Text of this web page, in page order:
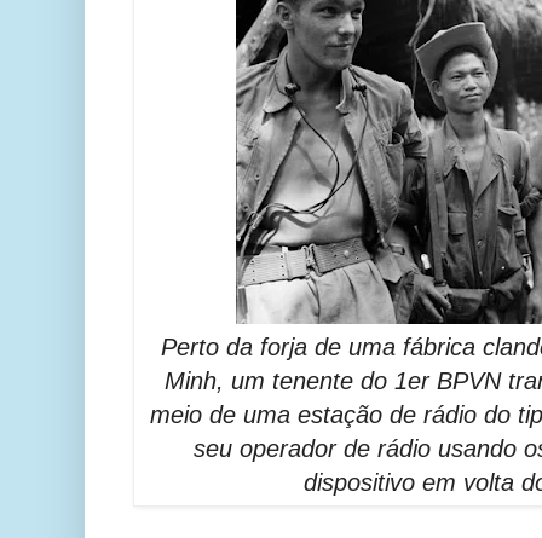
Perto da forja de uma fábrica
Minh, um tenente do 1er BPVN
meio de uma estação de rádio do
seu operador de rádio usando
dispositivo em volta